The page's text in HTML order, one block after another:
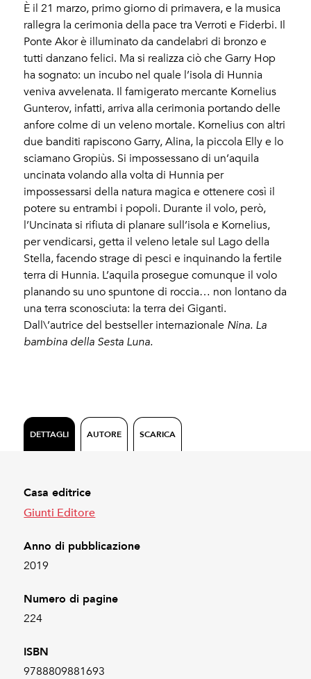
È il 21 marzo, primo giorno di primavera, e la musica
rallegra la cerimonia della pace tra Verroti e Fiderbi. Il
Ponte Akor è illuminato da candelabri di bronzo e
tutti danzano felici. Ma si realizza ciò che Garry Hop
ha sognato: un incubo nel quale l’isola di Hunnia
veniva avvelenata. Il famigerato mercante Kornelius
Gunterov, infatti, arriva alla cerimonia portando delle
anfore colme di un veleno mortale. Kornelius con altri
due banditi rapiscono Garry, Alina, la piccola Elly e lo
sciamano Gropiùs. Si impossessano di un’aquila
uncinata volando alla volta di Hunnia per
impossessarsi della natura magica e ottenere così il
potere su entrambi i popoli. Durante il volo, però,
l’Uncinata si rifiuta di planare sull’isola e Kornelius,
per vendicarsi, getta il veleno letale sul Lago della
Stella, facendo strage di pesci e inquinando la fertile
terra di Hunnia. L’aquila prosegue comunque il volo
planando su uno spuntone di roccia… non lontano da
una terra sconosciuta: la terra dei Giganti.
Dall\’autrice del bestseller internazionale Nina. La
bambina della Sesta Luna.
DETTAGLI AUTORE SCARICA
Casa editrice
Giunti Editore
Anno di pubblicazione
2019
Numero di pagine
224
ISBN
9788809881693